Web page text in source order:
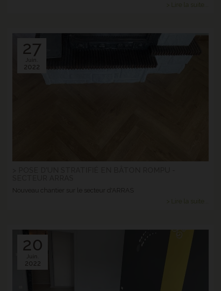
> Lire la suite...
27
Juin.
2022
Nouveau chantier sur le secteur d'ARRAS
> Lire la suite...
20
Juin.
2022